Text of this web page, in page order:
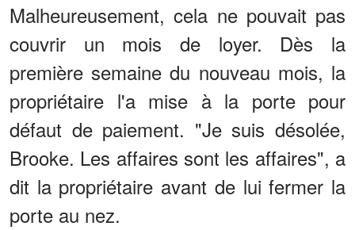
Malheureusement, cela ne pouvait pas
couvrir un mois de loyer. Dès la
première semaine du nouveau mois, la
propriétaire l'a mise à la porte pour
défaut de paiement. "Je suis désolée,
Brooke. Les affaires sont les affaires", a
dit la propriétaire avant de lui fermer la
porte au nez.